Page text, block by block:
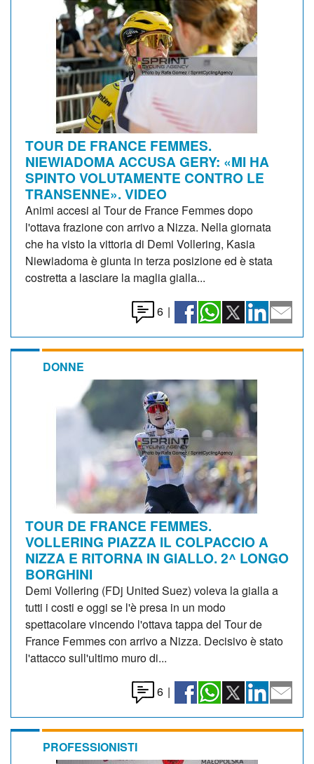
TOUR DE FRANCE FEMMES.
NIEWIADOMA ACCUSA GERY: «MI HA
SPINTO VOLUTAMENTE CONTRO LE
TRANSENNE». VIDEO
Animi accesi al Tour de France Femmes dopo
l'ottava frazione con arrivo a Nizza. Nella giornata
che ha visto la vittoria di Demi Vollering, Kasia
Niewiadoma è giunta in terza posizione ed è stata
costretta a lasciare la maglia gialla...
6 |
DONNE
TOUR DE FRANCE FEMMES.
VOLLERING PIAZZA IL COLPACCIO A
NIZZA E RITORNA IN GIALLO. 2^ LONGO
BORGHINI
Demi Vollering (FDj United Suez) voleva la gialla a
tutti i costi e oggi se l'è presa in un modo
spettacolare vincendo l'ottava tappa del Tour de
France Femmes con arrivo a Nizza. Decisivo è stato
l'attacco sull'ultimo muro di...
6 |
PROFESSIONISTI